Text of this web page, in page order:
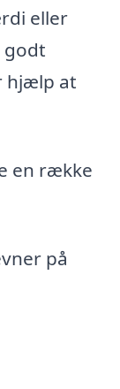
eller
godt
hjælp at
en række
på